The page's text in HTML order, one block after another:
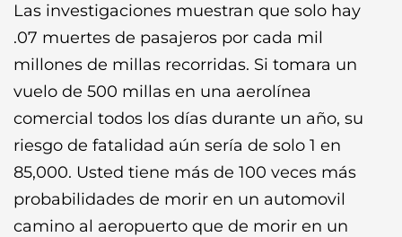
Las investigaciones muestran que solo hay
.07 muertes de pasajeros por cada mil
millones de millas recorridas. Si tomara un
vuelo de 500 millas en una aerolínea
comercial todos los días durante un año, su
riesgo de fatalidad aún sería de solo 1 en
85,000. Usted tiene más de 100 veces más
probabilidades de morir en un automovil
camino al aeropuerto que de morir en un